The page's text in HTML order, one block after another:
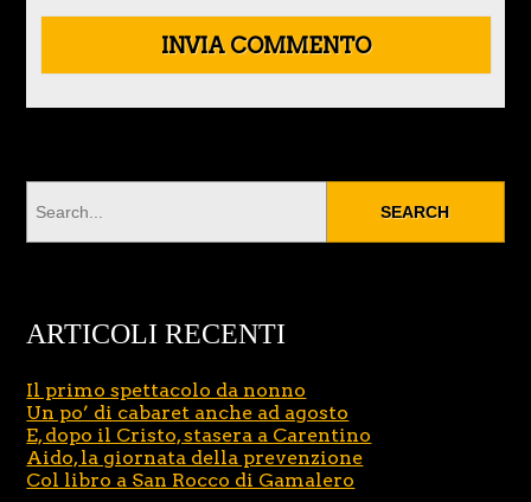
ARTICOLI RECENTI
Il primo spettacolo da nonno
Un po’ di cabaret anche ad agosto
E, dopo il Cristo, stasera a Carentino
Aido, la giornata della prevenzione
Col libro a San Rocco di Gamalero